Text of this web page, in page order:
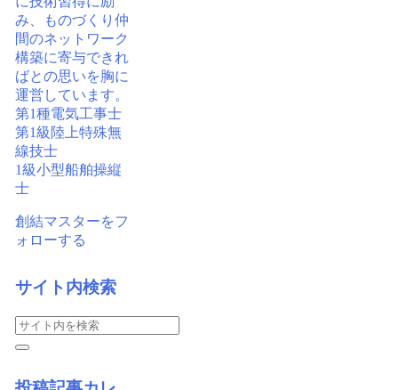
み、ものづくり仲
間のネットワーク
構築に寄与できれ
ばとの思いを胸に
運営しています。
第1種電気工事士
第1級陸上特殊無
線技士
1級小型船舶操縦
士
創結マスターをフ
ォローする
サイト内検索